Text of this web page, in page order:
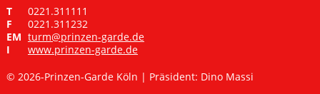
T
0221.311111
F
0221.311232
EM turm@prinzen-garde.de
I
www.prinzen-garde.de
© 2026-Prinzen-Garde Köln | Präsident: Dino Massi